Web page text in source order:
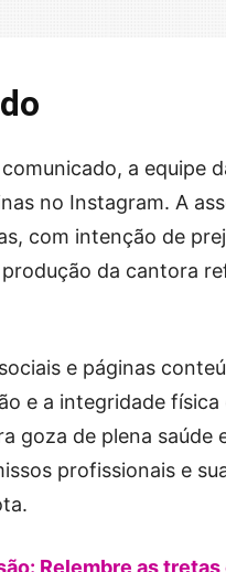
a equipe
no Instagram. A
com intenção de
da cantora
e páginas
e a integridade
goza de plena
profissionais e
Relembre as